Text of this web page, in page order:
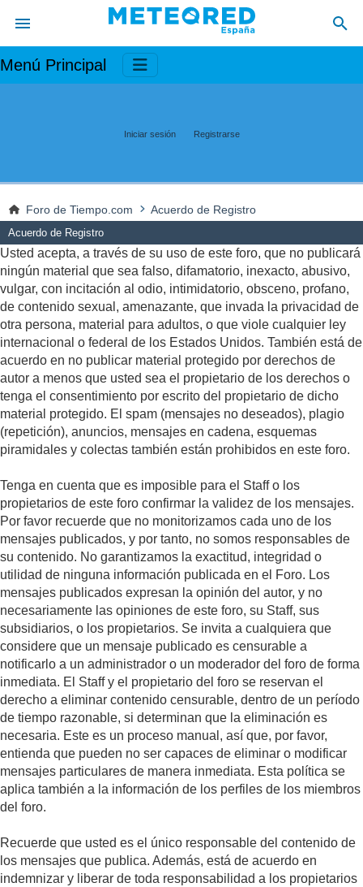
Menú Principal
Iniciar sesión Registrarse
Foro de Tiempo.com Acuerdo de Registro
Acuerdo de Registro
Usted acepta, a través de su uso de este foro, que no publicará
ningún material que sea falso, difamatorio, inexacto, abusivo,
vulgar, con incitación al odio, intimidatorio, obsceno, profano,
de contenido sexual, amenazante, que invada la privacidad de
otra persona, material para adultos, o que viole cualquier ley
internacional o federal de los Estados Unidos. También está de
acuerdo en no publicar material protegido por derechos de
autor a menos que usted sea el propietario de los derechos o
tenga el consentimiento por escrito del propietario de dicho
material protegido. El spam (mensajes no deseados), plagio
(repetición), anuncios, mensajes en cadena, esquemas
piramidales y colectas también están prohibidos en este foro.
Tenga en cuenta que es imposible para el Staff o los
propietarios de este foro confirmar la validez de los mensajes.
Por favor recuerde que no monitorizamos cada uno de los
mensajes publicados, y por tanto, no somos responsables de
su contenido. No garantizamos la exactitud, integridad o
utilidad de ninguna información publicada en el Foro. Los
mensajes publicados expresan la opinión del autor, y no
necesariamente las opiniones de este foro, su Staff, sus
subsidiarios, o los propietarios. Se invita a cualquiera que
considere que un mensaje publicado es censurable a
notificarlo a un administrador o un moderador del foro de forma
inmediata. El Staff y el propietario del foro se reservan el
derecho a eliminar contenido censurable, dentro de un período
de tiempo razonable, si determinan que la eliminación es
necesaria. Este es un proceso manual, así que, por favor,
entienda que pueden no ser capaces de eliminar o modificar
mensajes particulares de manera inmediata. Esta política se
aplica también a la información de los perfiles de los miembros
del foro.
Recuerde que usted es el único responsable del contenido de
los mensajes que publica. Además, está de acuerdo en
indemnizar y liberar de toda responsabilidad a los propietarios